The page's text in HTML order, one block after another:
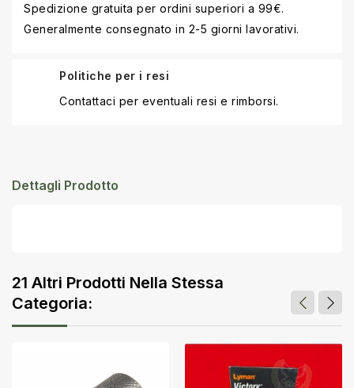
Spedizione gratuita per ordini superiori a 99€.
Generalmente consegnato in 2-5 giorni lavorativi.
Politiche per i resi
Contattaci per eventuali resi e rimborsi.
Dettagli Prodotto
21 Altri Prodotti Nella Stessa
Categoria: